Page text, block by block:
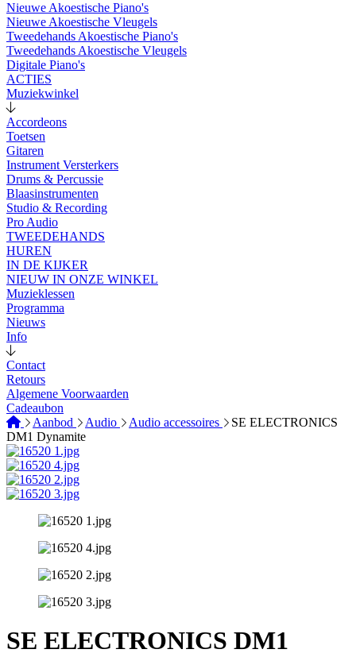
Nieuwe Akoestische Piano's
Nieuwe Akoestische Vleugels
Tweedehands Akoestische Piano's
Tweedehands Akoestische Vleugels
Digitale Piano's
ACTIES
Muziekwinkel
Accordeons
Toetsen
Gitaren
Instrument Versterkers
Drums & Percussie
Blaasinstrumenten
Studio & Recording
Pro Audio
TWEEDEHANDS
HUREN
IN DE KIJKER
NIEUW IN ONZE WINKEL
Muzieklessen
Programma
Nieuws
Info
Contact
Retours
Algemene Voorwaarden
Cadeaubon
Aanbod
Audio Audio accessoires
SE ELECTRONICS
DM1 Dynamite
SE ELECTRONICS DM1